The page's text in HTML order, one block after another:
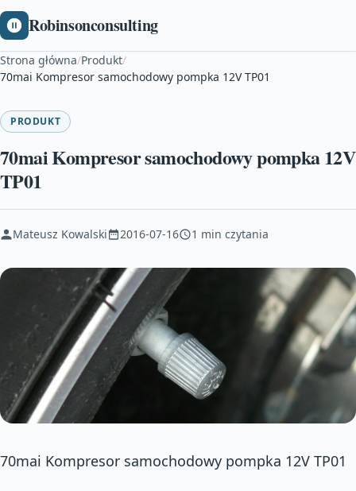
Robinsonconsulting
Strona główna/Produkt/
70mai Kompresor samochodowy pompka 12V TP01
PRODUKT
70mai Kompresor samochodowy pompka 12V
TP01
Mateusz Kowalski 2016-07-16 1 min czytania
70mai Kompresor samochodowy pompka 12V TP01